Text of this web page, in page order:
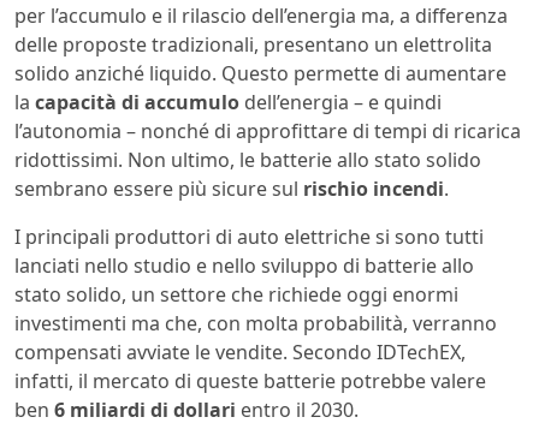
per l’accumulo e il rilascio dell’energia ma, a differenza
delle proposte tradizionali, presentano un elettrolita
solido anziché liquido. Questo permette di aumentare
la capacità di accumulo dell’energia – e quindi
l’autonomia – nonché di approfittare di tempi di ricarica
ridottissimi. Non ultimo, le batterie allo stato solido
sembrano essere più sicure sul rischio incendi.
I principali produttori di auto elettriche si sono tutti
lanciati nello studio e nello sviluppo di batterie allo
stato solido, un settore che richiede oggi enormi
investimenti ma che, con molta probabilità, verranno
compensati avviate le vendite. Secondo IDTechEX,
infatti, il mercato di queste batterie potrebbe valere
ben 6 miliardi di dollari entro il 2030.